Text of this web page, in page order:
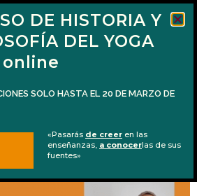
en español con rima
DE HISTORIA Y
DEL YOGA
SOLO HASTA EL 20 DE MARZO DE
«Pasarás de creer en las
enseñanzas, a conocerlas de sus
fuentes»